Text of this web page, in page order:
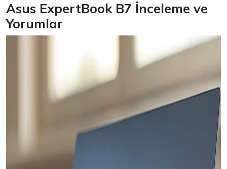
Asus ExpertBook B7 İnceleme ve
Yorumlar